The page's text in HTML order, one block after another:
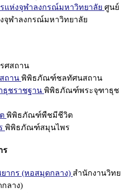
แห่งจุฬาลงกรณ์มหาวิทยาลัย ศูนย์
จุฬาลงกรณ์มหาวิทยาลัย
ศสถาน
ถาน พิพิธภัณฑ์ชลทัศนสถาน
ชราชฐาน พิพิธภัณฑ์พระจุฑาธุช
พิพิธภัณฑ์พืชมีชีวิต
พิพิธภัณฑ์สมุนไพร
ร
ากร (หอสมุดกลาง) สำนักงานวิทย
ลาง)